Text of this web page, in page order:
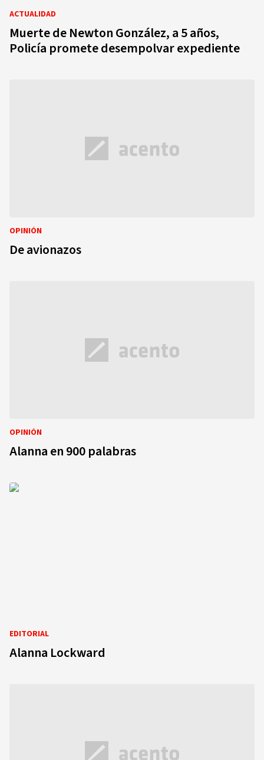
ACTUALIDAD
Muerte de Newton González, a 5 años,
Policía promete desempolvar expediente
OPINIÓN
De avionazos
OPINIÓN
Alanna en 900 palabras
EDITORIAL
Alanna Lockward